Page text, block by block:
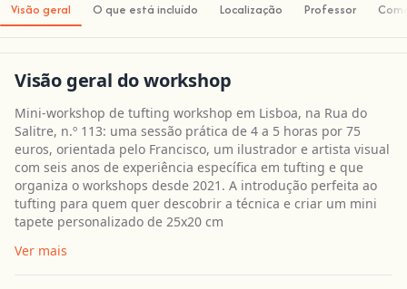
Visão geral O que está incluído Localização Professor
Visão geral do workshop
Mini-workshop de tufting workshop em Lisboa, na Rua do
Salitre, n.º 113: uma sessão prática de 4 a 5 horas por 75
euros, orientada pelo Francisco, um ilustrador e artista visual
com seis anos de experiência específica em tufting e que
organiza o workshops desde 2021. A introdução perfeita ao
tufting para quem quer descobrir a técnica e criar um mini
tapete personalizado de 25x20 cm
Ver mais